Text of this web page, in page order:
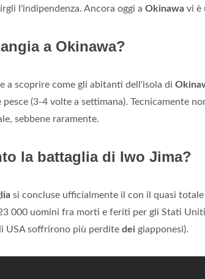
l'indipendenza. Ancora oggi a Okinawa vi è
a Okinawa?
a scoprire come gli abitanti dell'isola di
pesce (3-4 volte a settimana). Tecnicamente
sebbene raramente.
la battaglia di Iwo Jima?
si concluse ufficialmente il con il quasi
000 uomini fra morti e feriti per gli Stati
USA soffrirono più perdite dei giapponesi).